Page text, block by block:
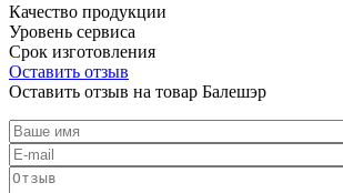
Качество продукции
Уровень сервиса
Срок изготовления
Оставить отзыв
Оставить отзыв на товар Балешэр